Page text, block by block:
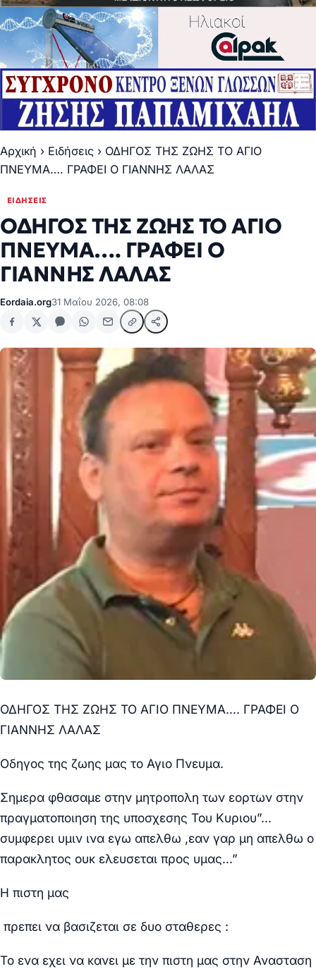
Αρχική › Ειδήσεις › ΟΔΗΓΟΣ ΤΗΣ ΖΩΗΣ ΤΟ ΑΓΙΟ
ΠΝΕΥΜΑ…. ΓΡΑΦΕΙ Ο ΓΙΑΝΝΗΣ ΛΑΛΑΣ
ΕΙΔΉΣΕΙΣ
ΟΔΗΓΟΣ ΤΗΣ ΖΩΗΣ ΤΟ ΑΓΙΟ
ΠΝΕΥΜΑ…. ΓΡΑΦΕΙ Ο
ΓΙΑΝΝΗΣ ΛΑΛΑΣ
Eordaia.org31 Μαΐου 2026, 08:08
ΟΔΗΓΟΣ ΤΗΣ ΖΩΗΣ ΤΟ ΑΓΙΟ ΠΝΕΥΜΑ…. ΓΡΑΦΕΙ Ο
ΓΙΑΝΝΗΣ ΛΑΛΑΣ
Οδηγος της ζωης μας το Αγιο Πνευμα.
Σημερα φθασαμε στην μητροπολη των εορτων στην
πραγματοποιηση της υποσχεσης Του Κυριου”…
συμφερει υμιν ινα εγω απελθω ,εαν γαρ μη απελθω ο
παρακλητος ουκ ελευσεται προς υμας…”
Η πιστη μας
πρεπει να βασιζεται σε δυο σταθερες :
Το ενα εχει να κανει με την πιστη μας στην Ανασταση